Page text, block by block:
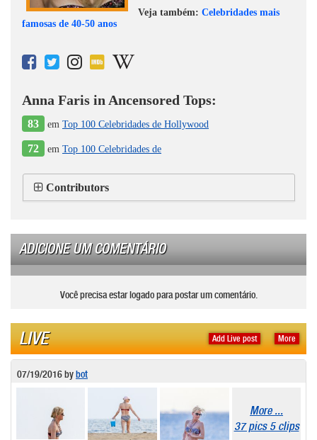
Veja também: Celebridades mais
famosas de 40-50 anos
Anna Faris in Ancensored Tops:
83 em Top 100 Celebridades de Hollywood
72 em Top 100 Celebridades de
Contributors
ADICIONE UM COMENTÁRIO
Você precisa estar logado para postar um comentário.
More
Add Live post
LIVE
07/19/2016bybot
More ...
37 pics 5 clips